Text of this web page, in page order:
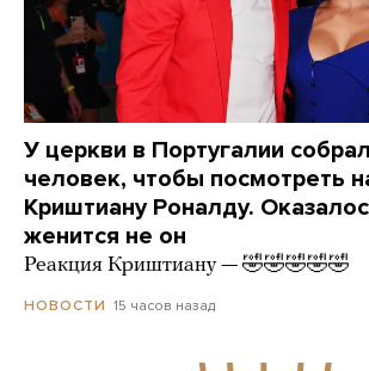
У церкви в Португалии
человек, чтобы посмотреть
Криштиану Роналду.
женится не он
Реакция Криштиану — 🤣🤣🤣🤣🤣
НОВОСТИ 15 часов назад